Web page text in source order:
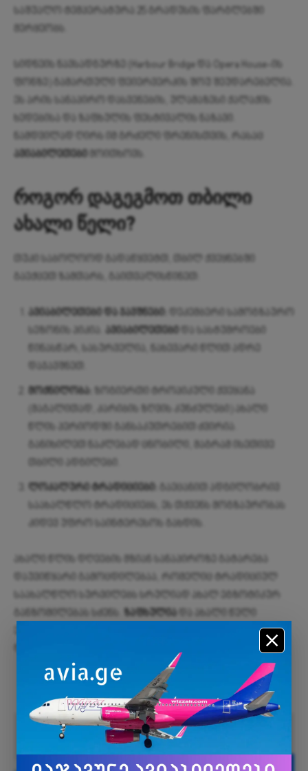
საშუალო ტემპერატურა 25 გრადუსის ფარგლებში
მერყეობს.
სიდნეის ნავსადგურზე (Harbour Bridge და Opera House-ის
ფონზე) გამართული ფეიერვერკის შოუ შეუდარებელია.
ეს არის სანაპირო დასვენების, ულამაზესი ქალაქის
ხედებისა და ზაფხულის ფესტივალის ნაზავი.
ნამდვილად ღირს იმ გრძელი ფრენისთვის, რასაც
ავიაბილეთები
მოითხოვს.
როგორ დაგეგმოთ თბილი
ახალი წელი?
თუკი საბოლოოდ გადაწყვეტთ, თბილ ქვეყნებში
გაექცეთ ზამთარს, გაითვალისწინეთ:
ავიაბილეთები და ჯავშნები:
დეკემბერი სამოგზაურო
ავიაბილეთები
და სასტუმროები
წინასწარ, სასურველია, ნახევარი წლით ადრე
დაჯავშნეთ.
მოქნილობა:
ზოგიერთი ტროპიკული ქვეყანა
(მაგალითად, კარიბის ზღვის კუნძულები) ახალი
წლის პერიოდში განსაკუთრებით ძვირია.
განიხილეთ ნაკლებად ცნობილი, მაგრამ ისეთივე
თბილი ადგილები.
ლოკალური ტრადიციები:
გაეცანით ადგილობრივ
საახალწლო ტრადიციებს, ეს თქვენს მოგზაურობას
კიდევ უფრო საინტერესოს გახდის.
ახალი წლის დღეების მზიან სანაპიროზე გატარება
დაუვიწყარი გამოცდილებაა, რომელიც ტრადიციულ
საახალწლო სურვილებს სრულიად ახალ ეგზოტიკურ
ზაფხულია
ერთად – ეს ნამდვილად ის მოგზაურობაა, რომელზეც
Facebook კომენტარები